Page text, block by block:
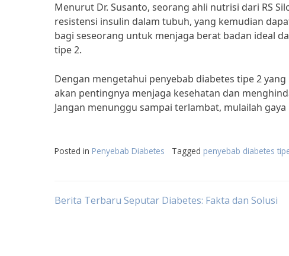
Menurut Dr. Susanto, seorang ahli nutrisi dari RS
resistensi insulin dalam tubuh, yang kemudian
bagi seseorang untuk menjaga berat badan ideal
tipe 2.
Dengan mengetahui penyebab diabetes tipe 2
akan pentingnya menjaga kesehatan dan
Jangan menunggu sampai terlambat, mulailah
Posted in Penyebab Diabetes Tagged penyebab diabetes
Post
Berita Terbaru Seputar Diabetes: Fakta dan Solusi